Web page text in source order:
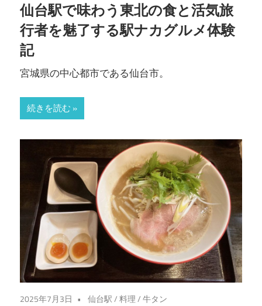
仙台駅で味わう東北の食と活気旅
行者を魅了する駅ナカグルメ体験
記
宮城県の中心都市である仙台市。
続きを読む
2025年7月3日 仙台駅/料理/牛タン